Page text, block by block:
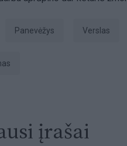
Panevėžys Verslas
įrašai